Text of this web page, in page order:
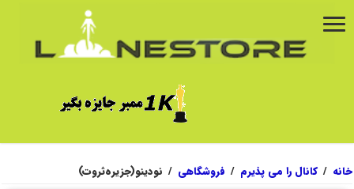
خانه / کانال را می پذیرم / فروشگاهی / نودینو(جزیره‌ثروت)